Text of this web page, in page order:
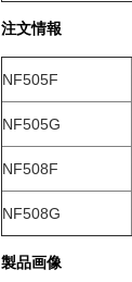
注文情報
NF505F
NF505G
NF508F
NF508G
製品画像